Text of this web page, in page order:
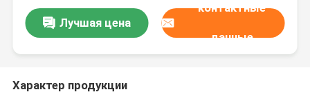
Лучшая цена
контактные
данные
Характер продукции